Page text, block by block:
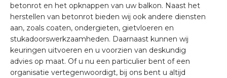
betonrot en het opknappen van uw balkon. Naast het
herstellen van betonrot bieden wij ook andere diensten
aan, zoals coaten, ondergieten, gietvloeren en
stukadoorswerkzaamheden. Daarnaast kunnen wij
keuringen uitvoeren en u voorzien van deskundig
advies op maat. Of u nu een particulier bent of een
organisatie vertegenwoordigt, bij ons bent u altijd